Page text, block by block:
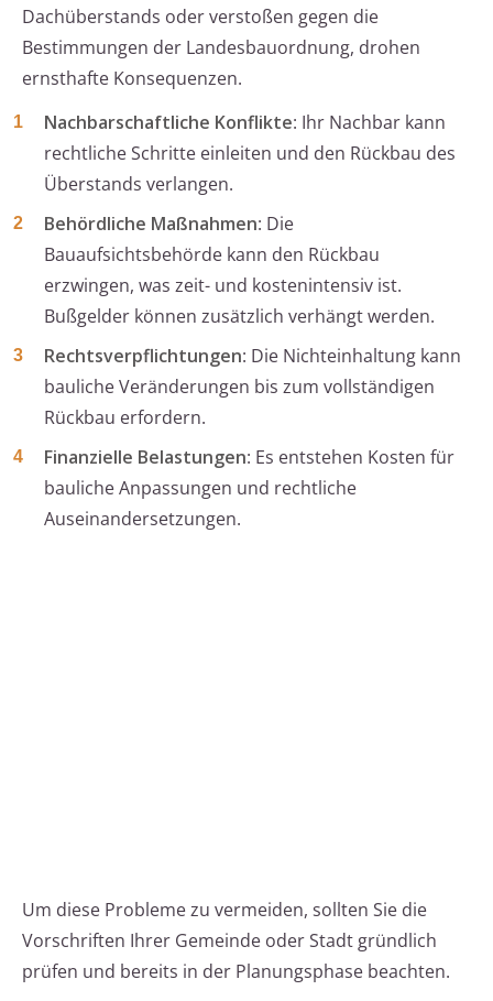
Dachüberstands oder verstoßen gegen die
Bestimmungen der Landesbauordnung, drohen
ernsthafte Konsequenzen.
Nachbarschaftliche Konflikte: Ihr Nachbar kann
rechtliche Schritte einleiten und den Rückbau des
Überstands verlangen.
Behördliche Maßnahmen: Die
Bauaufsichtsbehörde kann den Rückbau
erzwingen, was zeit- und kostenintensiv ist.
Bußgelder können zusätzlich verhängt werden.
Rechtsverpflichtungen: Die Nichteinhaltung kann
bauliche Veränderungen bis zum vollständigen
Rückbau erfordern.
Finanzielle Belastungen: Es entstehen Kosten für
bauliche Anpassungen und rechtliche
Auseinandersetzungen.
Um diese Probleme zu vermeiden, sollten Sie die
Vorschriften Ihrer Gemeinde oder Stadt gründlich
prüfen und bereits in der Planungsphase beachten.